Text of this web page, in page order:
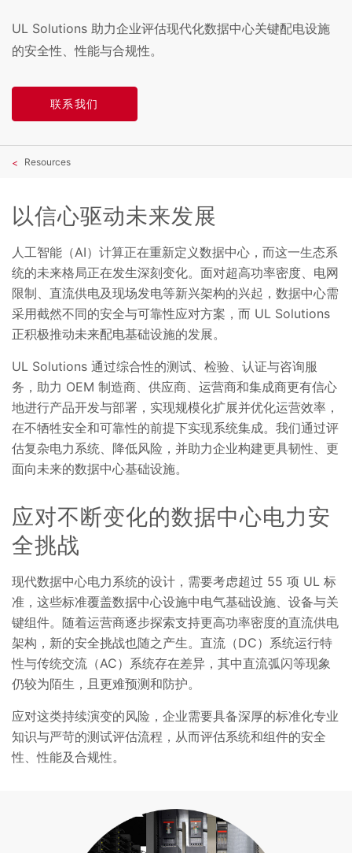
UL Solutions 助力企业评估现代化数据中心关键配电设施
的安全性、性能与合规性。
联系我们
Resources
以信心驱动未来发展
人工智能（AI）计算正在重新定义数据中心，而这一生态系
统的未来格局正在发生深刻变化。面对超高功率密度、电网
限制、直流供电及现场发电等新兴架构的兴起，数据中心需
采用截然不同的安全与可靠性应对方案，而 UL Solutions
正积极推动未来配电基础设施的发展。
UL Solutions 通过综合性的测试、检验、认证与咨询服
务，助力 OEM 制造商、供应商、运营商和集成商更有信心
地进行产品开发与部署，实现规模化扩展并优化运营效率，
在不牺牲安全和可靠性的前提下实现系统集成。我们通过评
估复杂电力系统、降低风险，并助力企业构建更具韧性、更
面向未来的数据中心基础设施。
应对不断变化的数据中心电力安
全挑战
现代数据中心电力系统的设计，需要考虑超过 55 项 UL 标
准，这些标准覆盖数据中心设施中电气基础设施、设备与关
键组件。随着运营商逐步探索支持更高功率密度的直流供电
架构，新的安全挑战也随之产生。直流（DC）系统运行特
性与传统交流（AC）系统存在差异，其中直流弧闪等现象
仍较为陌生，且更难预测和防护。
应对这类持续演变的风险，企业需要具备深厚的标准化专业
知识与严苛的测试评估流程，从而评估系统和组件的安全
性、性能及合规性。